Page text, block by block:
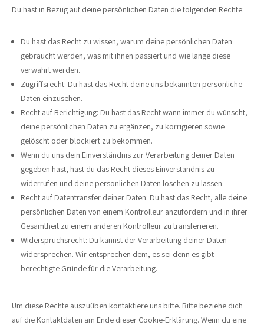
Du hast in Bezug auf deine persönlichen Daten die folgenden Rechte:
Du hast das Recht zu wissen, warum deine persönlichen Daten
gebraucht werden, was mit ihnen passiert und wie lange diese
verwahrt werden.
Zugriffsrecht: Du hast das Recht deine uns bekannten persönliche
Daten einzusehen.
Recht auf Berichtigung: Du hast das Recht wann immer du wünscht,
deine persönlichen Daten zu ergänzen, zu korrigieren sowie
gelöscht oder blockiert zu bekommen.
Wenn du uns dein Einverständnis zur Verarbeitung deiner Daten
gegeben hast, hast du das Recht dieses Einverständnis zu
widerrufen und deine persönlichen Daten löschen zu lassen.
Recht auf Datentransfer deiner Daten: Du hast das Recht, alle deine
persönlichen Daten von einem Kontrolleur anzufordern und in ihrer
Gesamtheit zu einem anderen Kontrolleur zu transferieren.
Widerspruchsrecht: Du kannst der Verarbeitung deiner Daten
widersprechen. Wir entsprechen dem, es sei denn es gibt
berechtigte Gründe für die Verarbeitung.
Um diese Rechte auszuüben kontaktiere uns bitte. Bitte beziehe dich
auf die Kontaktdaten am Ende dieser Cookie-Erklärung. Wenn du eine